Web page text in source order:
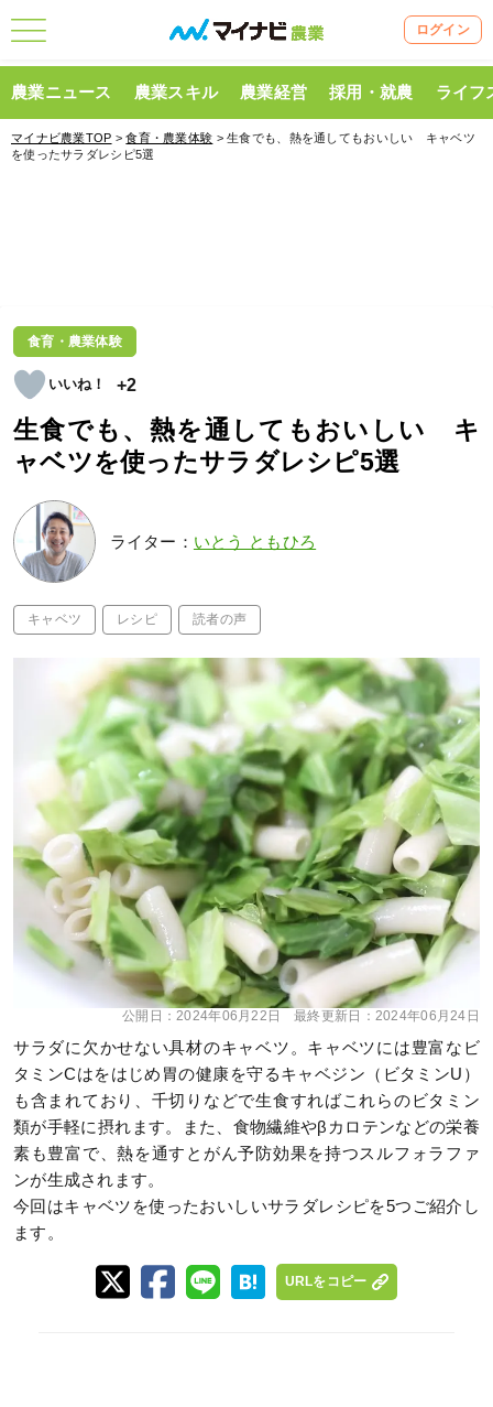
ログイン
農業ニュース 農業スキル 農業経営 採用・就農 ライフ
マイナビ農業TOP >食育・農業体験 > 生食でも、熱を通してもおいしい キャベツ
を使ったサラダレシピ5選
食育・農業体験
+2
生食でも、熱を通してもおいしい キ
ャベツを使ったサラダレシピ5選
ライター： いとう ともひろ
キャベツ レシピ 読者の声
公開日：2024年06月22日 最終更新日： 2024年06月24日
サラダに欠かせない具材のキャベツ。キャベツには豊富なビ
タミンCはをはじめ胃の健康を守るキャベジン（ビタミンU）
も含まれており、千切りなどで生食すればこれらのビタミン
類が手軽に摂れます。また、食物繊維やβカロテンなどの栄養
素も豊富で、熱を通すとがん予防効果を持つスルフォラファ
ンが生成されます。
今回はキャベツを使ったおいしいサラダレシピを5つご紹介し
ます。
URLをコピー